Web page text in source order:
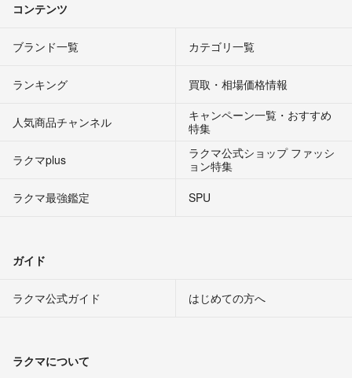
コンテンツ
ブランド一覧 カテゴリ一覧
ランキング 買取・相場価格情報
人気商品チャンネル
キャンペーン一覧・おすすめ
特集
ラクマplus
ラクマ公式ショップ ファッシ
ョン特集
ラクマ最強鑑定
SPU
ガイド
ラクマ公式ガイド はじめての方へ
ラクマについて